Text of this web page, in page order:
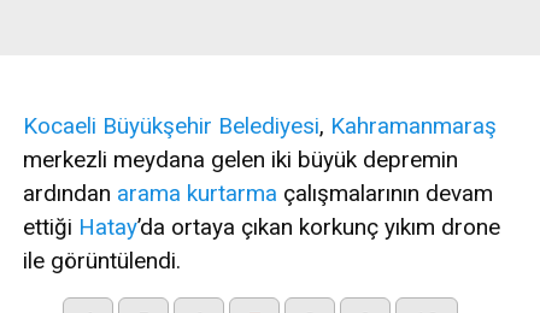
Kocaeli Büyükşehir Belediyesi, Kahramanmaraş
merkezli meydana gelen iki büyük depremin
ardından arama kurtarma çalışmalarının devam
ettiği Hatay’da ortaya çıkan korkunç yıkım drone
ile görüntülendi.